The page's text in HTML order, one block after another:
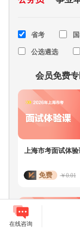
省考
公选遴选
会员免费
上海市考面试体
免费 ￥0.01
在线咨询